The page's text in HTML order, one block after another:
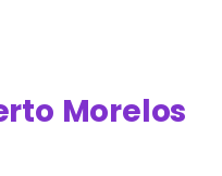
Morelos